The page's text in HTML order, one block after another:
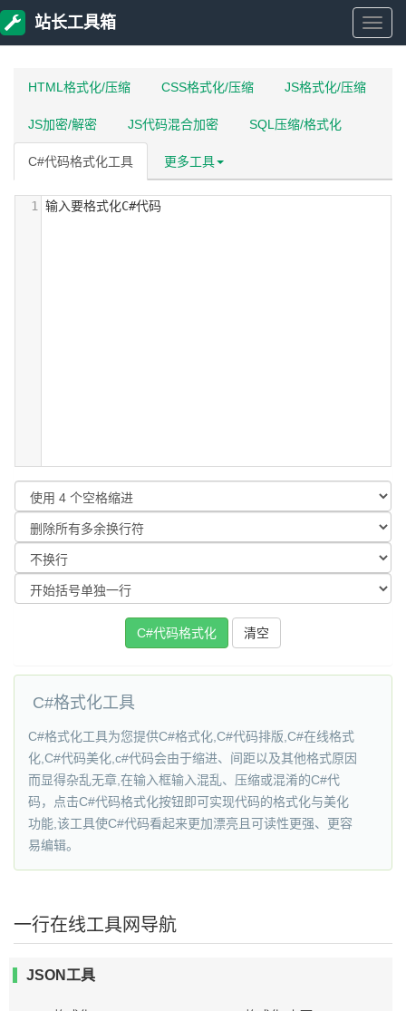
站
站长工具箱
HTML格式化/压缩 CSS格式化/压缩 JS格式化/压缩
JS加密/解密 JS代码混合加密 SQL压缩/格式化
C#代码格式化工具 更多工具
输入要格式化C#代码
1
C#格式化工具
C#格式化工具为您提供C#格式化,C#代码排版,C#在线格式
化,C#代码美化,c#代码会由于缩进、间距以及其他格式原因
而显得杂乱无章,在输入框输入混乱、压缩或混淆的C#代
码，点击C#代码格式化按钮即可实现代码的格式化与美化
功能,该工具使C#代码看起来更加漂亮且可读性更强、更容
易编辑。
一行在线工具网导航
JSON工具